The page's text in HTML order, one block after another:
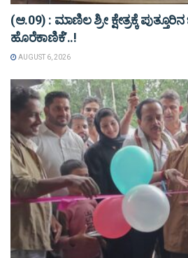
(ಆ.09) : ಮಾಣಿಲ ಶ್ರೀ ಕ್ಷೇತ್ರಕ್ಕೆ
ಹೊರೆಕಾಣಿಕೆ’..!
AUGUST 6, 2026